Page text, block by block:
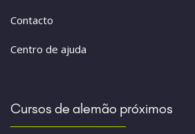
Contacto
Centro de ajuda
Cursos de alemão próximos